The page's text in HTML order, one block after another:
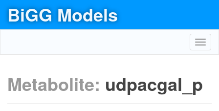
BiGG Models
Metabolite: udpacgal_p